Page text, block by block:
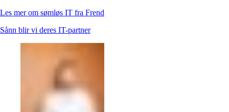
Les mer om sømløs IT fra Frend
Sånn blir vi deres IT-partner